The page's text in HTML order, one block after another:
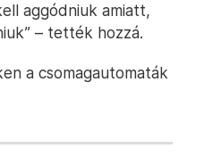
aggódniuk amiatt,
– tették hozzá.
a csomagautomaták